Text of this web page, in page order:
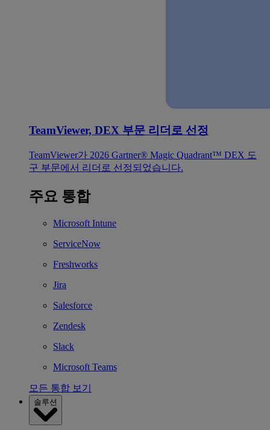
TeamViewer, DEX 부문 리더로 선정
TeamViewer가 2026 Gartner® Magic Quadrant™ DEX 도
구 부문에서 리더로 선정되었습니다.
주요 통합
Microsoft Intune
ServiceNow
Freshworks
Jira
Salesforce
Zendesk
Slack
Microsoft Teams
모든 통합 보기
솔루션